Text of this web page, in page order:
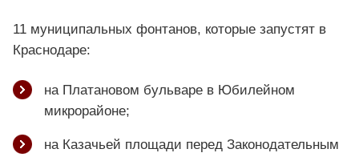
11 муниципальных фонтанов, которые запустят в
Краснодаре:
на Платановом бульваре в Юбилейном
микрорайоне;
на Казачьей площади перед Законодательным